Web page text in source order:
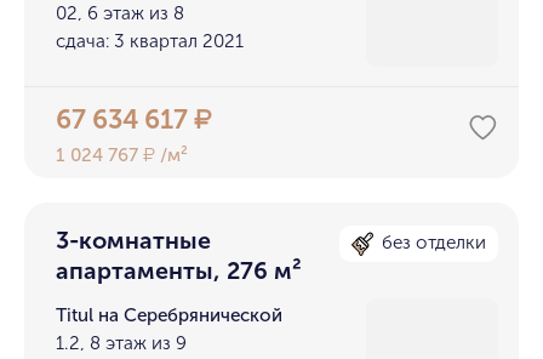
02, 6 этаж из 8
сдача: 3 квартал 2021
67 634 617₽
1 024 767₽ /м²
3-комнатные
апартаменты, 276 м²
без отделки
Titul на Серебрянической
1.2, 8 этаж из 9